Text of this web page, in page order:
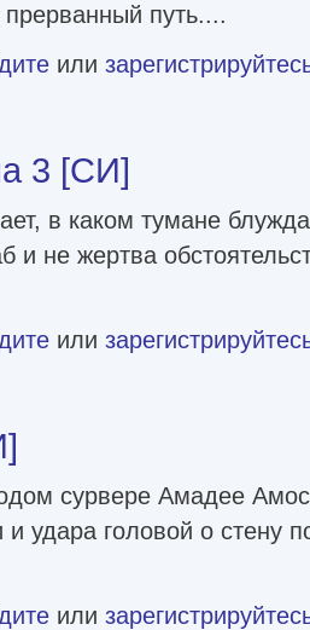
путь....
[СИ] или
3 [СИ]
в каком тумане
и не жертва
3 [СИ]
или
сурвере Амадее
и удара головой о стену
[СИ] или